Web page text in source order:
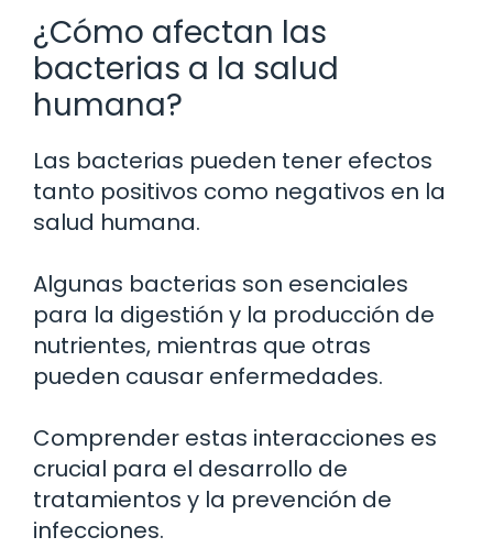
¿Cómo afectan las
bacterias a la salud
humana?
Las bacterias pueden tener efectos
tanto positivos como negativos en la
salud humana.
Algunas bacterias son esenciales
para la digestión y la producción de
nutrientes, mientras que otras
pueden causar enfermedades.
Comprender estas interacciones es
crucial para el desarrollo de
tratamientos y la prevención de
infecciones.